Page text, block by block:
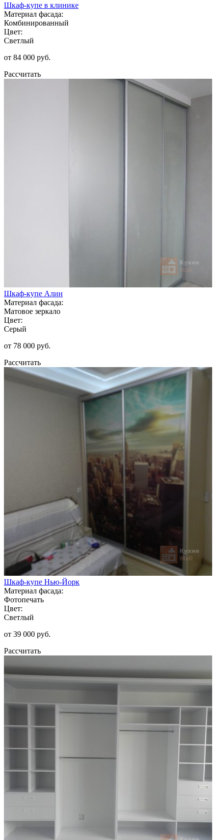
Шкаф-купе в клинике
Материал фасада:
Комбинированный
Цвет:
Светлый
от 84 000 руб.
Рассчитать
Шкаф-купе Алин
Материал фасада:
Матовое зеркало
Цвет:
Серый
от 78 000 руб.
Рассчитать
Шкаф-купе Нью-Йорк
Материал фасада:
Фотопечать
Цвет:
Светлый
от 39 000 руб.
Рассчитать